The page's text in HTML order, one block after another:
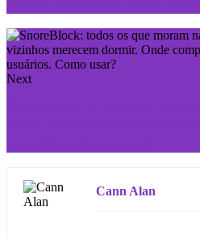
Next
Cann Alan